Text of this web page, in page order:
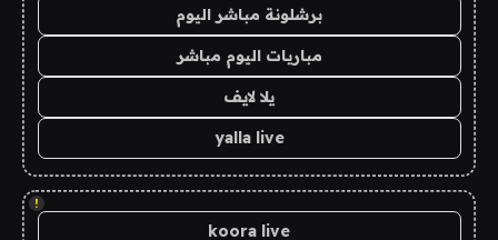
برشلونة مباشر اليوم
مباريات اليوم مباشر
يلا لايف
yalla live
!
koora live